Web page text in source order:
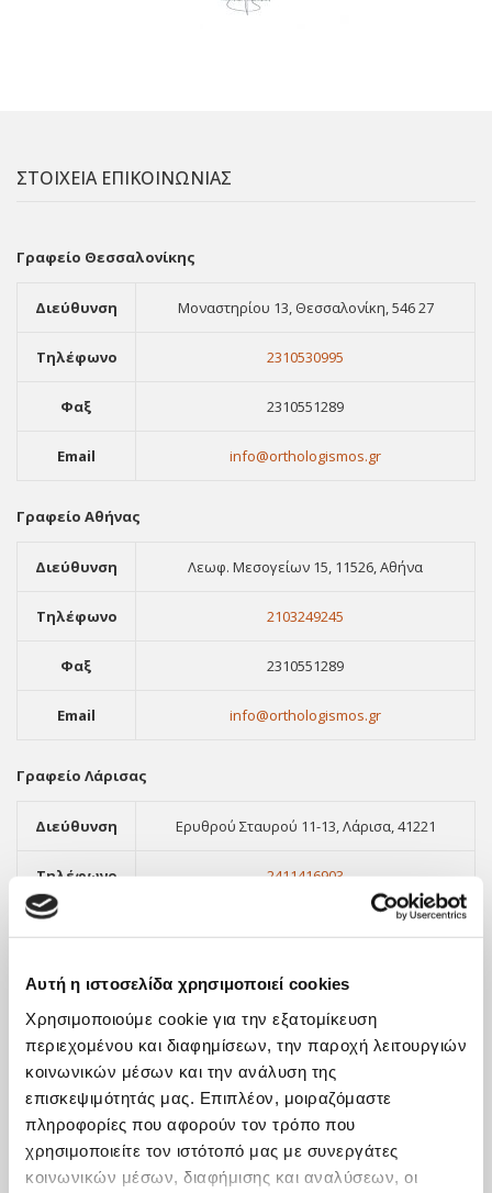
Αυτή η ιστοσελίδα χρησιμοποιεί cookies
Χρησιμοποιούμε cookie για την εξατομίκευση
περιεχομένου και διαφημίσεων, την παροχή λειτουργιών
κοινωνικών μέσων και την ανάλυση της
επισκεψιμότητάς μας. Επιπλέον, μοιραζόμαστε
πληροφορίες που αφορούν τον τρόπο που
χρησιμοποιείτε τον ιστότοπό μας με συνεργάτες
κοινωνικών μέσων, διαφήμισης και αναλύσεων, οι
ΣΤΟΙΧΕΙΑ ΕΠΙΚΟΙΝΩΝΙΑΣ
Γραφείο Θεσσαλονίκης
Διεύθυνση Μοναστηρίου 13, Θεσσαλονίκη, 546 27
Τηλέφωνο 2310530995
Φαξ 2310551289
Email info@orthologismos.gr
Γραφείο Αθήνας
Διεύθυνση Λεωφ. Μεσογείων 15, 11526, Αθήνα
Τηλέφωνο 2103249245
Φαξ 2310551289
Email info@orthologismos.gr
Γραφείο Λάρισας
Διεύθυνση Ερυθρού Σταυρού 11-13, Λάρισα, 41221
Τηλέφωνο 2411416903
Email info@orthologismos.gr